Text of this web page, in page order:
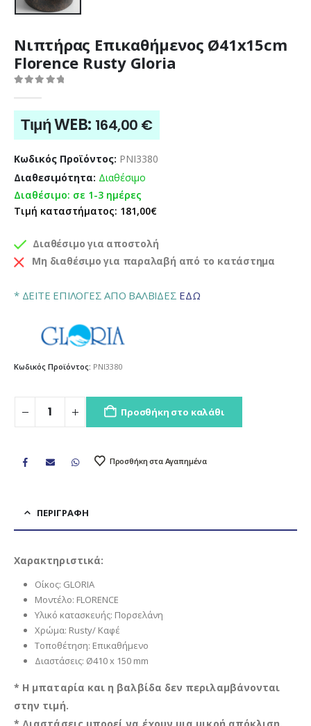
Νιπτήρας Επικαθήμενος Ø41x15cm
Florence Rusty Gloria
Τιμή WEB: 164,00 €
Κωδικός Προϊόντος: PNI3380
Διαθεσιμότητα: Διαθέσιμο
Διαθέσιμο: σε 1-3 ημέρες
Τιμή καταστήματος: 181,00€
Διαθέσιμο για αποστολή
Μη διαθέσιμο για παραλαβή από το κατάστημα
* ΔΕΙΤΕ ΕΠΙΛΟΓΕΣ ΑΠΟ ΒΑΛΒΙΔΕΣ ΕΔΩ
Κωδικός Προϊόντος: PNI3380
Προσθήκη στο καλάθι
Προσθήκη στα Αγαπημένα
ΠΕΡΙΓΡΑΦΉ
Χαρακτηριστικά:
Οίκος: GLORIA
Μοντέλο: FLORENCE
Υλικό κατασκευής: Πορσελάνη
Χρώμα: Rusty/ Καφέ
Τοποθέτηση: Επικαθήμενο
Διαστάσεις: Ø410 x 150 mm
* Η μπαταρία και η βαλβίδα δεν περιλαμβάνονται
στην τιμή.